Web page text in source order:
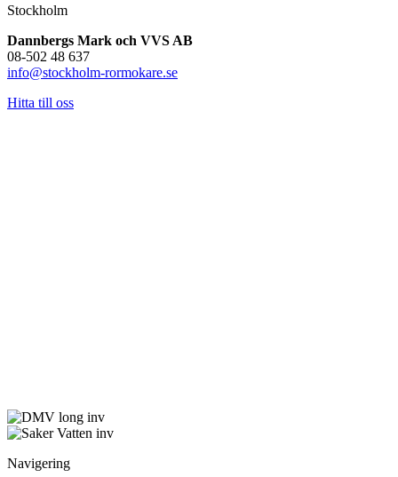
Stockholm
Dannbergs Mark och VVS AB
08-502 48 637
info@stockholm-rormokare.se
Hitta till oss
Navigering